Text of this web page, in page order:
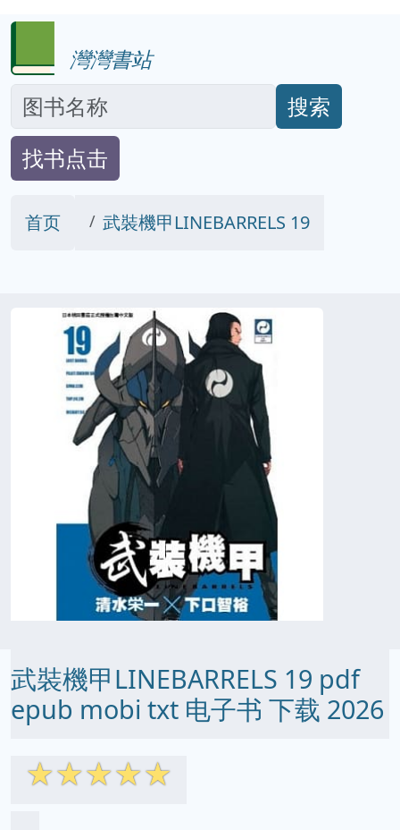
灣灣書站
搜索
找书点击
首页 武裝機甲LINEBARRELS 19
武裝機甲LINEBARRELS 19 pdf
epub mobi txt 电子书 下载 2026
☆☆☆☆☆